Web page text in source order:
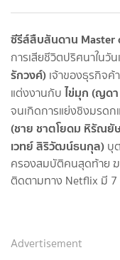
ซีรีส์สืบสันดาน Master
การเสียชีวิตปริศนาในวั
รักวงศ์) เจ้าของธุรกิจค้
แต่งงานกับ ไข่มุก (ญด
จนเกิดการแย่งชิงมรดก
(ชาย ชาตโยดม หิรัณยั
เวทย์ สิริวัฒน์ธนกุล) บุ
ครองสมบัติคนสุดท้าย ฆ
ติดตามทาง Netflix มี 7
Advertisement